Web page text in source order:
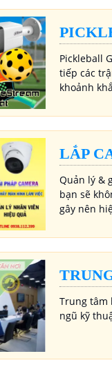
Pickleball
tiếp các
khoảnh
LẮP
Quản lý &
bạn sẽ
gây nên
Trung tâm
ngũ kỹ